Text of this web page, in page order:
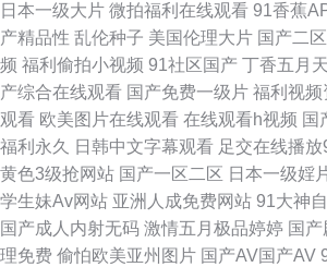
久久超久久超 东方成人AV综合 五月婷婷色导航
品久久99 91午夜色色 黑人操小萝莉 欧美女色色
线人人 豆花成人在线视频 日韩福利网址导航 国产
韩剧网tv 91怕怕 国产精品自拍一区 玖玖艹视频 欧
自拍超碰人 91新址 超碰人妻主页 先锋男人av站
日本一级大片 微拍福利在线观看 91香蕉
产精品性 乱伦种子 美国伦理大片 国产二
频 福利偷拍小视频 91社区国产 丁香五月
产综合在线观看 国产免费一级片 福利视频
观看 欧美图片在线观看 在线观看h视频 国
福利永久
日韩中文字幕观看 足交在线播放
黄色3级抢网站 国产一区二区 日本一级婬
学生妹Av网站 亚洲人成免费网站 91大神
国产成人内射无码 激情五月极品婷婷 国
理免费 偷怕欧美亚州图片 国产AV国产AV